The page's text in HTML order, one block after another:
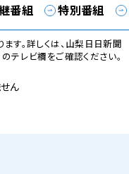
番組 特別番組
す。詳しくは、山梨日日新聞
のテレビ欄をご確認ください。
ん